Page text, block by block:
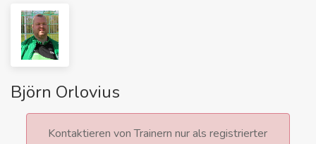
Björn Orlovius
Kontaktieren von Trainern nur als registrierter